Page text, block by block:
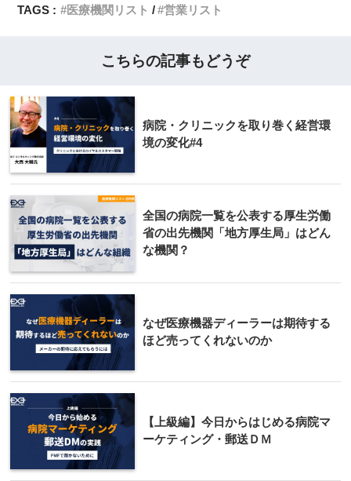
TAGS : 医療機関リスト 営業リスト
こちらの記事もどうぞ
病院・クリニックを取り巻く経営環
境の変化#4
全国の病院一覧を公表する厚生労働
省の出先機関「地方厚生局」はどん
な機関？
なぜ医療機器ディーラーは期待する
ほど売ってくれないのか
【上級編】今日からはじめる病院マ
ーケティング・郵送ＤＭ